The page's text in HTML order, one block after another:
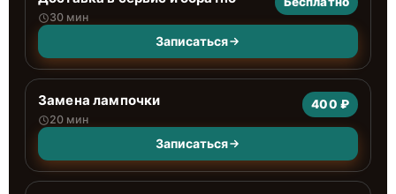
30 мин
Записаться
Замена лампочки
20 мин
400 ₽
Записаться